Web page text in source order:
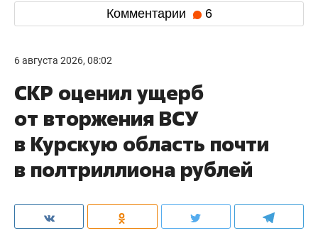
Комментарии 6
6 августа 2026, 08:02
СКР оценил ущерб
от вторжения ВСУ
в Курскую область почти
в полтриллиона рублей